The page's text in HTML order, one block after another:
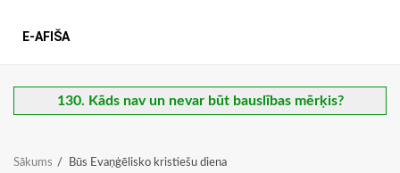
E-AFIŠA
130. Kāds nav un nevar būt bauslības mērķis?
Sākums Būs Evaņģēlisko kristiešu diena